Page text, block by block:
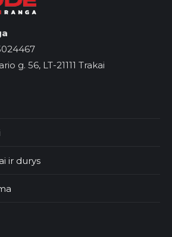
g. 56, LT-21111 Trakai
ir durys